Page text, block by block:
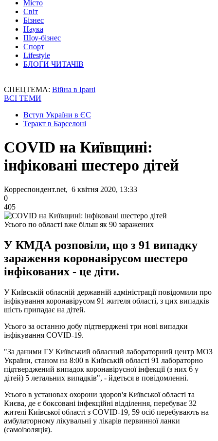
Місто
Світ
Бізнес
Наука
Шоу-бізнес
Спорт
Lifestyle
БЛОГИ ЧИТАЧІВ
СПЕЦТЕМА: Війна в Ірані
ВСІ ТЕМИ
Вступ України в ЄС
Теракт в Барселоні
COVID на Київщині:
інфіковані шестеро дітей
Корреспондент.net, 6 квітня 2020, 13:33
0
405
Усього по області вже більш як 90 заражених
У КМДА розповіли, що з 91 випадку
зараження коронавірусом шестеро
інфікованих - це діти.
У Київській обласній державній адміністрації повідомили про
інфікування коронавірусом 91 жителя області, з цих випадків
шість припадає на дітей.
Усього за останню добу підтверджені три нові випадки
інфікування COVID-19.
"За даними ГУ Київський обласний лабораторний центр МОЗ
України, станом на 8:00 в Київській області 91 лабораторно
підтверджений випадок коронавірусної інфекції (з них 6 у
дітей) 5 летальних випадків", - йдеться в повідомленні.
Усього в установах охорони здоров'я Київської області та
Києва, де є боксовані інфекційні відділення, перебуває 32
жителі Київської області з COVID-19, 59 осіб перебувають на
амбулаторному лікувальні у лікарів первинної ланки
(самоізоляція).